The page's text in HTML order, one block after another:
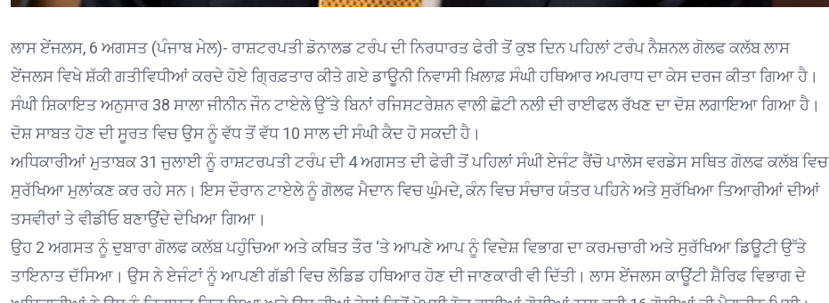
ਲਾਸ ਏਂਜਲਸ, 6 ਅਗਸਤ (ਪੰਜਾਬ ਮੇਲ)- ਰਾਸ਼ਟਰਪਤੀ ਡੋਨਾਲਡ ਟਰੰਪ ਦੀ ਨਿਰਧਾਰਤ ਫੇਰੀ ਤੋਂ ਕੁਝ ਦਿਨ ਪਹਿਲਾਂ ਟਰੰਪ ਨੈਸ਼ਨਲ ਗੋਲਫ ਕਲੱਬ ਲਾਸ
ਏਂਜਲਸ ਵਿਖੇ ਸ਼ੱਕੀ ਗਤੀਵਿਧੀਆਂ ਕਰਦੇ ਹੋਏ ਗ੍ਰਿਫ਼ਤਾਰ ਕੀਤੇ ਗਏ ਡਾਊਨੀ ਨਿਵਾਸੀ ਖ਼ਿਲਾਫ਼ ਸੰਘੀ ਹਥਿਆਰ ਅਪਰਾਧ ਦਾ ਕੇਸ ਦਰਜ ਕੀਤਾ ਗਿਆ ਹੈ।
ਸੰਘੀ ਸ਼ਿਕਾਇਤ ਅਨੁਸਾਰ 38 ਸਾਲਾ ਜੀਨੀਨ ਜੌਨ ਟਾਏਲੇ ਉੱਤੇ ਬਿਨਾਂ ਰਜਿਸਟਰੇਸ਼ਨ ਵਾਲੀ ਛੋਟੀ ਨਲੀ ਦੀ ਰਾਈਫਲ ਰੱਖਣ ਦਾ ਦੋਸ਼ ਲਗਾਇਆ ਗਿਆ ਹੈ।
ਦੋਸ਼ ਸਾਬਤ ਹੋਣ ਦੀ ਸੂਰਤ ਵਿਚ ਉਸ ਨੂੰ ਵੱਧ ਤੋਂ ਵੱਧ 10 ਸਾਲ ਦੀ ਸੰਘੀ ਕੈਦ ਹੋ ਸਕਦੀ ਹੈ।
ਅਧਿਕਾਰੀਆਂ ਮੁਤਾਬਕ 31 ਜੁਲਾਈ ਨੂੰ ਰਾਸ਼ਟਰਪਤੀ ਟਰੰਪ ਦੀ 4 ਅਗਸਤ ਦੀ ਫੇਰੀ ਤੋਂ ਪਹਿਲਾਂ ਸੰਘੀ ਏਜੰਟ ਰੈਂਚੋ ਪਾਲੋਸ ਵਰਡੇਸ ਸਥਿਤ ਗੋਲਫ ਕਲੱਬ ਵਿਚ
ਸੁਰੱਖਿਆ ਮੁਲਾਂਕਣ ਕਰ ਰਹੇ ਸਨ। ਇਸ ਦੌਰਾਨ ਟਾਏਲੇ ਨੂੰ ਗੋਲਫ ਮੈਦਾਨ ਵਿਚ ਘੁੰਮਦੇ, ਕੰਨ ਵਿਚ ਸੰਚਾਰ ਯੰਤਰ ਪਹਿਨੇ ਅਤੇ ਸੁਰੱਖਿਆ ਤਿਆਰੀਆਂ ਦੀਆਂ
ਤਸਵੀਰਾਂ ਤੇ ਵੀਡੀਓ ਬਣਾਉਂਦੇ ਦੇਖਿਆ ਗਿਆ।
ਉਹ 2 ਅਗਸਤ ਨੂੰ ਦੁਬਾਰਾ ਗੋਲਫ ਕਲੱਬ ਪਹੁੰਚਿਆ ਅਤੇ ਕਥਿਤ ਤੌਰ ‘ਤੇ ਆਪਣੇ ਆਪ ਨੂੰ ਵਿਦੇਸ਼ ਵਿਭਾਗ ਦਾ ਕਰਮਚਾਰੀ ਅਤੇ ਸੁਰੱਖਿਆ ਡਿਊਟੀ ਉੱਤੇ
ਤਾਇਨਾਤ ਦੱਸਿਆ। ਉਸ ਨੇ ਏਜੰਟਾਂ ਨੂੰ ਆਪਣੀ ਗੱਡੀ ਵਿਚ ਲੋਡਿਡ ਹਥਿਆਰ ਹੋਣ ਦੀ ਜਾਣਕਾਰੀ ਵੀ ਦਿੱਤੀ। ਲਾਸ ਏਂਜਲਸ ਕਾਊਂਟੀ ਸ਼ੈਰਿਫ ਵਿਭਾਗ ਦੇ